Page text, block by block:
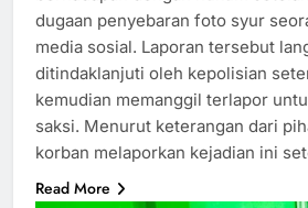
dugaan penyebaran foto syur
media sosial. Laporan tersebut
ditindaklanjuti oleh kepolisian
kemudian memanggil terlapor
saksi. Menurut keterangan dari
korban melaporkan kejadian ini
Read More